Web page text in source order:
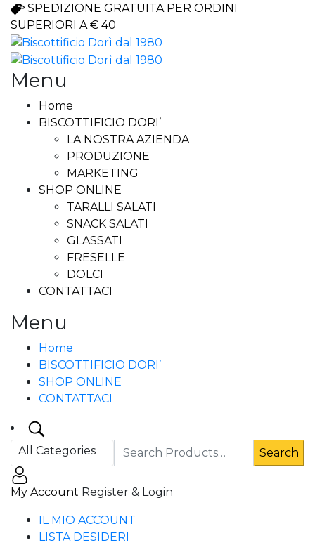
SPEDIZIONE GRATUITA PER ORDINI
SUPERIORI A € 40
Menu
Skip
content
Home
BISCOTTIFICIO DORI’
LA NOSTRA AZIENDA
PRODUZIONE
MARKETING
SHOP ONLINE
TARALLI SALATI
SNACK SALATI
GLASSATI
FRESELLE
DOLCI
CONTATTACI
Menu
Home
BISCOTTIFICIO DORI’
SHOP ONLINE
CONTATTACI
All Categories Search
My Account Register & Login
IL MIO ACCOUNT
LISTA DESIDERI